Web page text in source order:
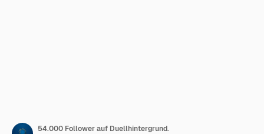
54.000 Follower auf Duellhintergrund.